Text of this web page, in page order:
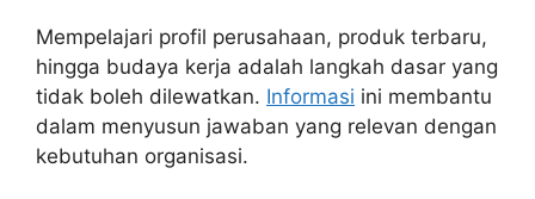
Mempelajari profil perusahaan, produk terbaru,
hingga budaya kerja adalah langkah dasar yang
tidak boleh dilewatkan. Informasi ini membantu
dalam menyusun jawaban yang relevan dengan
kebutuhan organisasi.